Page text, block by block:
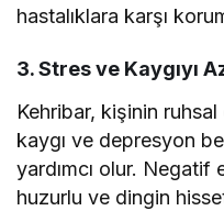
hastalıklara karşı
3. Stres ve Kaygıyı
Kehribar, kişinin
kaygı ve depresyon
yardımcı olur. Negatif
huzurlu ve dingin